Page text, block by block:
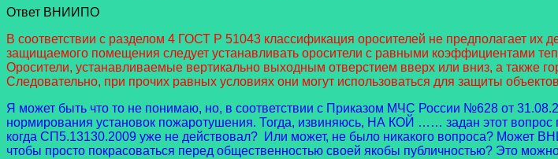
Ответ ВНИИПО
В соответствии с разделом 4 ГОСТ Р 51043 классификация оросителей не предполагает их
защищаемого помещения следует устанавливать оросители с равными коэффициентами
Оросители, устанавливаемые вертикально выходным отверстием вверх или вниз, а также
Следовательно, при прочих равных условиях они могут использоваться для защиты
Я может быть что то не понимаю, но, в соответствии с Приказом МЧС России №628 от
нормирования установок пожаротушения. Тогда, извиняюсь, НА КОЙ …… задан этот вопрос
когда СП5.13130.2009 уже не действовал? Или может, не было никакого вопроса? Может
чтобы просто покрасоваться перед общественностью своей якобы публичностью? Это